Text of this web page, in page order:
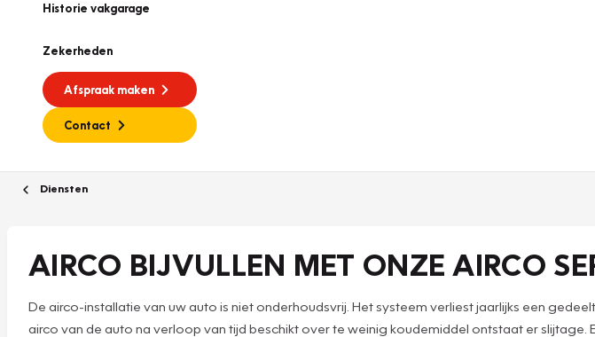
Historie vakgarage
Zekerheden
Afspraak maken
Contact
Diensten
AIRCO BIJVULLEN MET ONZE AIRCO
De airco-installatie van uw auto is niet onderhoudsvrij. Het systeem verliest jaarlijks een
airco van de auto na verloop van tijd beschikt over te weinig koudemiddel ontstaat er